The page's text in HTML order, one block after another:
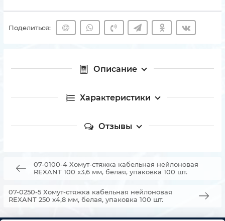
Поделиться:
Описание
Характеристики
Отзывы
07-0100-4 Хомут-стяжка кабельная нейлоновая
REXANT 100 x3,6 мм, белая, упаковка 100 шт.
07-0250-5 Хомут-стяжка кабельная нейлоновая
REXANT 250 x4,8 мм, белая, упаковка 100 шт.